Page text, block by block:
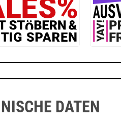
DATEN